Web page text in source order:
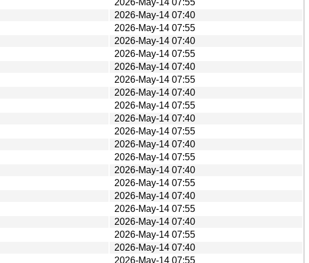
2026-May-14 07:40
2026-May-14 07:55
2026-May-14 07:40
2026-May-14 07:55
2026-May-14 07:40
2026-May-14 07:55
2026-May-14 07:40
2026-May-14 07:55
2026-May-14 07:40
2026-May-14 07:55
2026-May-14 07:40
2026-May-14 07:55
2026-May-14 07:40
2026-May-14 07:55
2026-May-14 07:40
2026-May-14 07:55
2026-May-14 07:40
2026-May-14 07:55
2026-May-14 07:40
2026-May-14 07:55